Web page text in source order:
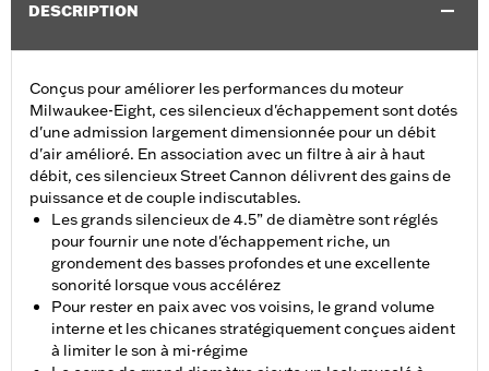
DESCRIPTION
Conçus pour améliorer les performances du moteur
Milwaukee-Eight, ces silencieux d'échappement sont dotés
d'une admission largement dimensionnée pour un débit
d'air amélioré. En association avec un filtre à air à haut
débit, ces silencieux Street Cannon délivrent des gains de
puissance et de couple indiscutables.
Les grands silencieux de 4.5” de diamètre sont réglés
pour fournir une note d'échappement riche, un
grondement des basses profondes et une excellente
sonorité lorsque vous accélérez
Pour rester en paix avec vos voisins, le grand volume
interne et les chicanes stratégiquement conçues aident
à limiter le son à mi-régime